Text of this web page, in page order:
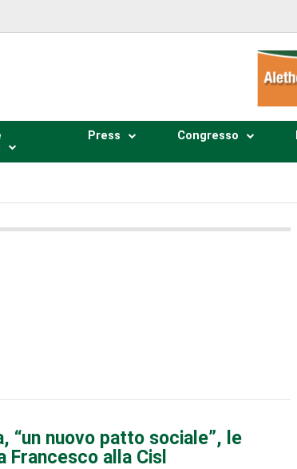
Press Congresso
“un nuovo patto sociale”, le
Francesco alla Cisl